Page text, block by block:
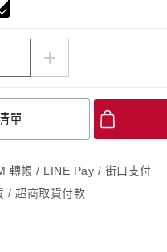
+
單
轉帳 / LINE Pay / 街口支付
/ 超商取貨付款